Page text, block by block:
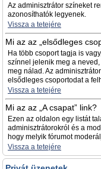
Az adminisztrátor színeket
azonosíthatók legyenek.
Vissza a tetejére
Mi az az „elsődleges
Ha több csoport tagja is
színnel jelenik meg a
meg nálad. Az
elsődleges csoportodat a
Vissza a tetejére
Mi az az „A csapat” link?
Ezen az oldalon egy listát
adminisztrátorokról és a
hogy melyik fórumot
Vissza a tetejére